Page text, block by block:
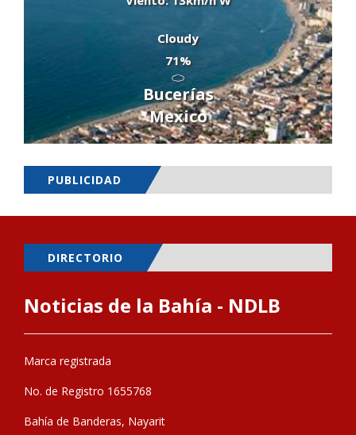
Cloudy
71%
Bucerías
Mexico
PUBLICIDAD
DIRECTORIO
Noticias de la Bahía - NDLB
Marca registrada
No. de Registro 1655768
Bahía de Banderas, Nayarit